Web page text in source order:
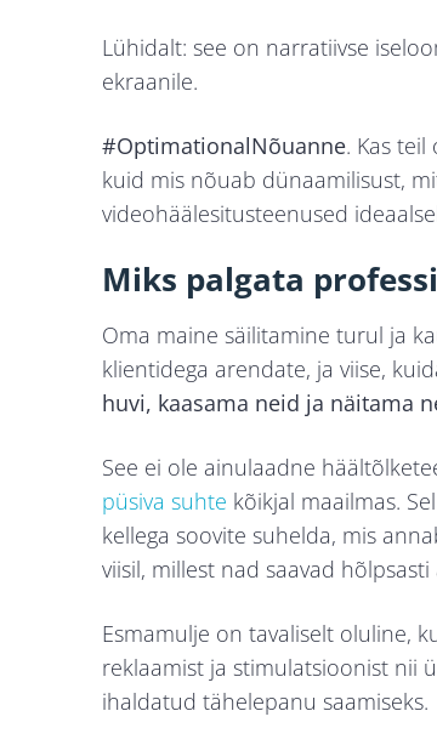
Lühidalt: see on narratiivse
ekraanile.
#OptimationalNõuanne. Kas
kuid mis nõuab dünaamilisust,
videohäälesitusteenused
Miks palgata
Oma maine säilitamine turul ja
klientidega arendate, ja viise,
huvi, kaasama neid ja näitama
See ei ole ainulaadne
püsiva suhte kõikjal maailmas.
kellega soovite suhelda, mis
viisil, millest nad saavad hõlpsasti
Esmamulje on tavaliselt oluline,
reklaamist ja stimulatsioonist nii
ihaldatud tähelepanu saamiseks.